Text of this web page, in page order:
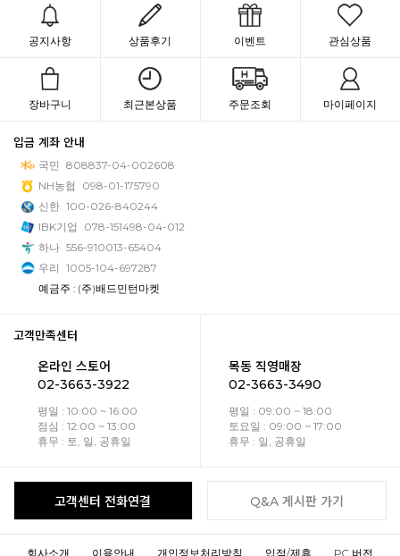
공지사항 상품후기 이벤트 관심상품
장바구니 최근본상품 주문조회 마이페이지
입금 계좌 안내
국민 808837-04-002608
NH농협
098-01-175790
신한 100-026-840244
IBK기업
078-151498-04-012
하나 556-910013-65404
우리 1005-104-697287
예금주 : (주)배드민턴마켓
고객만족센터
온라인 스토어
02-3663-3922
평일 : 10:00 ~ 16:00
점심 : 12:00 ~ 13:00
휴무 : 토, 일, 공휴일
목동 직영매장
02-3663-3490
평일 : 09:00 ~ 18:00
토요일 : 09:00 ~ 17:00
휴무 : 일, 공휴일
고객센터 전화연결 Q&A 게시판 가기
회사소개 이용안내 개인정보처리방침 입점/제휴 PC 버전